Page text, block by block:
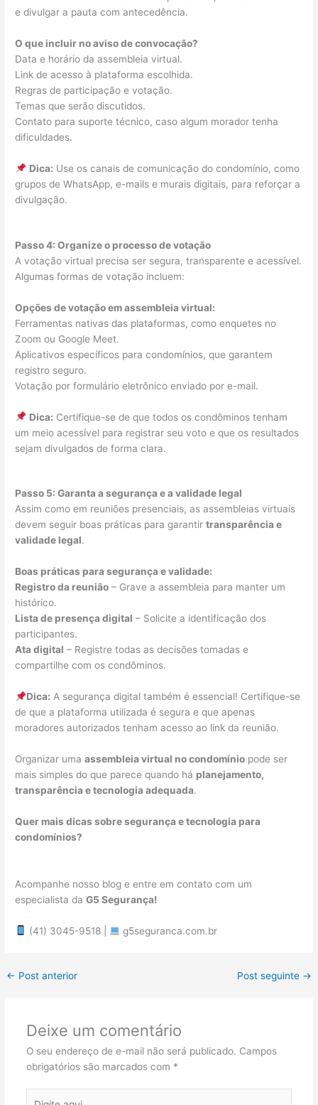
e divulgar a pauta com antecedência.
O que incluir no aviso de convocação?
Data e horário da assembleia virtual.
Link de acesso à plataforma escolhida.
Regras de participação e votação.
Temas que serão discutidos.
Contato para suporte técnico, caso algum morador tenha
dificuldades.
Dica: Use os canais de comunicação do condomínio, como
grupos de WhatsApp, e-mails e murais digitais, para reforçar a
divulgação.
Passo 4: Organize o processo de votação
A votação virtual precisa ser segura, transparente e acessível.
Algumas formas de votação incluem:
Opções de votação em assembleia virtual:
Ferramentas nativas das plataformas, como enquetes no
Zoom ou Google Meet.
Aplicativos específicos para condomínios, que garantem
registro seguro.
Votação por formulário eletrônico enviado por e-mail.
Dica: Certifique-se de que todos os condôminos tenham
um meio acessível para registrar seu voto e que os resultados
sejam divulgados de forma clara.
Passo 5: Garanta a segurança e a validade legal
Assim como em reuniões presenciais, as assembleias virtuais
devem seguir boas práticas para garantirtransparência e
validade legal.
Boas práticas para segurança e validade:
Registro da reunião – Grave a assembleia para manter um
histórico.
Lista de presença digital – Solicite a identificação dos
participantes.
Ata digital – Registre todas as decisões tomadas e
compartilhe com os condôminos.
Dica: A segurança digital também é essencial! Certifique-se
de que a plataforma utilizada é segura e que apenas
moradores autorizados tenham acesso ao link da reunião.
Organizar umaassembleia virtual no condomínio pode ser
mais simples do que parece quando há planejamento,
transparência e tecnologia adequada.
Quer mais dicas sobre segurança e tecnologia para
condomínios?
Acompanhe nosso blog e entre em contato com um
especialista daG5 Segurança!
(41) 3045-9518 | g5seguranca.com.br
← Post anterior Post seguinte →
Deixe um comentário
O seu endereço de e-mail não será publicado. Campos
obrigatórios são marcados com *